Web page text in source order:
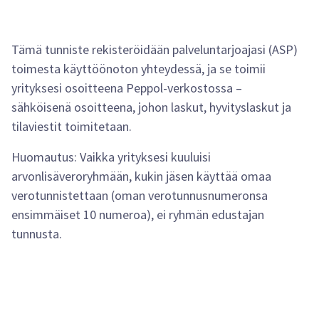
Tämä tunniste rekisteröidään palveluntarjoajasi (ASP)
toimesta käyttöönoton yhteydessä, ja se toimii
yrityksesi osoitteena Peppol-verkostossa –
sähköisenä osoitteena, johon laskut, hyvityslaskut ja
tilaviestit toimitetaan.
Huomautus: Vaikka yrityksesi kuuluisi
arvonlisäveroryhmään, kukin jäsen käyttää omaa
verotunnistettaan (oman verotunnusnumeronsa
ensimmäiset 10 numeroa), ei ryhmän edustajan
tunnusta.